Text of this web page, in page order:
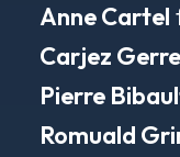
Anne Cartel
Carjez
Pierre
Romuald